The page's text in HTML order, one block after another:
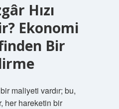
Hızı
Ekonomi
Bir
maliyeti vardır; bu,
her hareketin bir